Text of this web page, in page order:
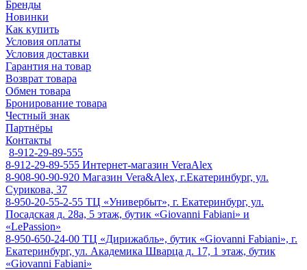
Бренды
Новинки
Как купить
Условия оплаты
Условия доставки
Гарантия на товар
Возврат товара
Обмен товара
Бронирование товара
Честный знак
Партнёры
Контакты
8-912-29-89-555
8-912-29-89-555 Интернет-магазин VeraAlex
8-908-90-90-920 Магазин Vera&Alex, г.Екатеринбург, ул.
Сурикова, 37
8-950-20-55-2-55 ТЦ «Универбыт», г. Екатеринбург, ул.
Посадская д. 28а, 5 этаж, бутик «Giovanni Fabiani» и
«LePassion»
8-950-650-24-00 ТЦ «Дирижабль», бутик «Giovanni Fabiani», г.
Екатеринбург, ул. Академика Шварца д. 17, 1 этаж, бутик
«Giovanni Fabiani»